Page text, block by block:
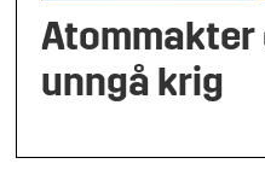
Atommakter
unngå krig